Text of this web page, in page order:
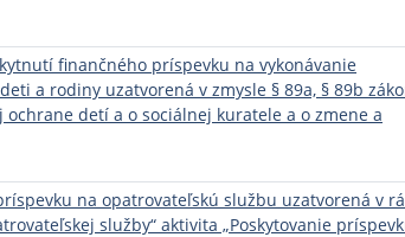
finančného príspevku na vykonávanie
a rodiny uzatvorená v zmysle § 89a, § 89b
ochrane detí a o sociálnej kuratele a o zmene a
na opatrovateľskú službu uzatvorená v
služby“ aktivita „Poskytovanie